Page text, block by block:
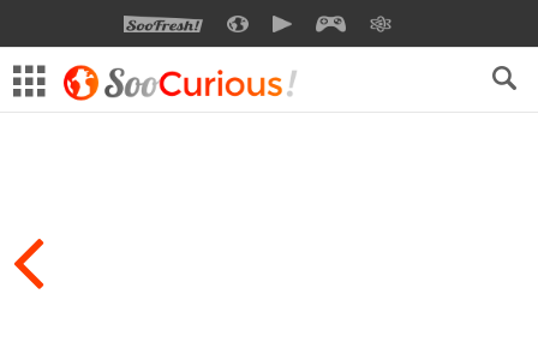
SOOFRESHSOOCURIOUSSOOMOTIONSOOGEEK